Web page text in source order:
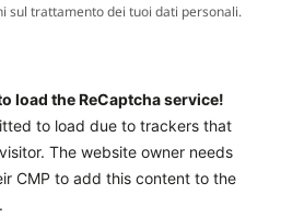
sul trattamento dei tuoi dati personali.
load the ReCaptcha service!
to load due to trackers that
The website owner needs
CMP to add this content to the